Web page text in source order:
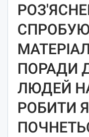
ПОРАДИ
ЛЮДЕЙ
РОБИТИ